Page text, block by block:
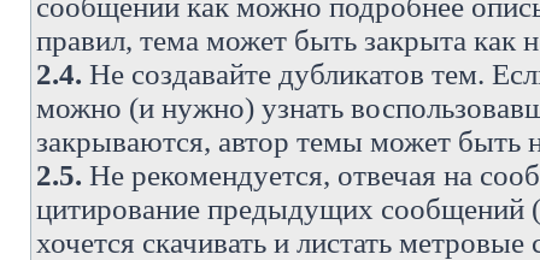
сообщении как можно подробнее
правил, тема может быть закрыта как
2.4. Не создавайте дубликатов тем.
можно (и нужно) узнать
закрываются, автор темы может быть
2.5. Не рекомендуется, отвечая на
цитирование предыдущих сообщений
хочется скачивать и листать